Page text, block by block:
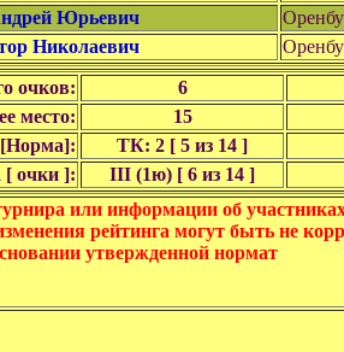
Юрьевич
Николаевич
очков:
6
место:
15
ТК: 2 [ 5 из 14 ]
[ очки ]:
III (1ю) [ 6 из 14 ]
или информации об
рейтинга могут быть не
утвержденной нормат